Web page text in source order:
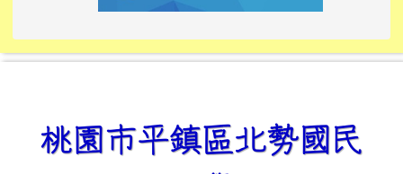
link to https://
link to https://10000.gov.tw/
link to https://
link to https://10000.gov.tw/
link to https://
link to https://
link to https://i.win.org.tw/
link to https://
link to https://
link to https://
link to https://
桃園市平鎮區北勢國民